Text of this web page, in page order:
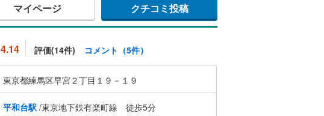
マイページ クチコミ投稿
4.14 評価(14件) コメント（5件）
東京都練馬区早宮２丁目１９－１９
平和台駅 /東京地下鉄有楽町線 徒歩5分